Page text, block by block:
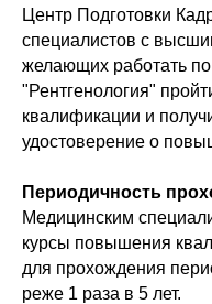
Центр Подготовки
специалистов с
желающих работать
"Рентгенология"
квалификации и
удостоверение о
Периодичность
Медицинским
курсы повышения
для прохождения
реже 1 раза в 5 лет.